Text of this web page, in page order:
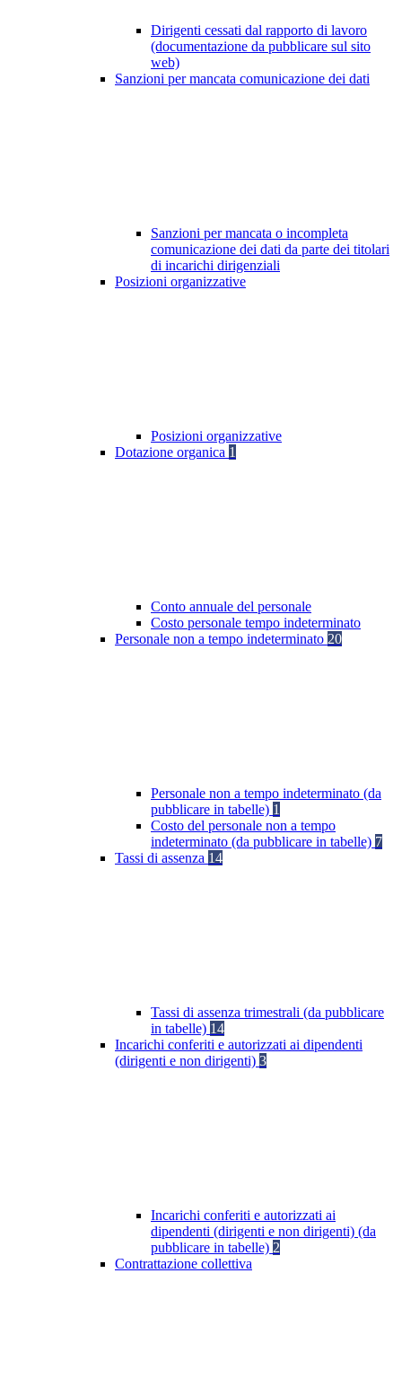
Dirigenti cessati dal rapporto di lavoro
(documentazione da pubblicare sul sito
web)
Sanzioni per mancata comunicazione dei dati
Sanzioni per mancata o incompleta
comunicazione dei dati da parte dei titolari
di incarichi dirigenziali
Posizioni organizzative
Posizioni organizzative
Dotazione organica 1
Conto annuale del personale
Costo personale tempo indeterminato
Personale non a tempo indeterminato 20
Personale non a tempo indeterminato (da
pubblicare in tabelle) 1
Costo del personale non a tempo
indeterminato (da pubblicare in tabelle) 7
Tassi di assenza 14
Tassi di assenza trimestrali (da pubblicare
in tabelle) 14
Incarichi conferiti e autorizzati ai dipendenti
(dirigenti e non dirigenti) 3
Incarichi conferiti e autorizzati ai
dipendenti (dirigenti e non dirigenti) (da
pubblicare in tabelle) 2
Contrattazione collettiva